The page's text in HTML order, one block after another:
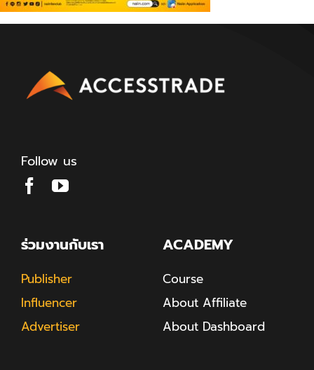
Follow us
ร่วมงานกับเรา
Publisher
Influencer
Advertiser
ACADEMY
Course
About Affiliate
About Dashboard